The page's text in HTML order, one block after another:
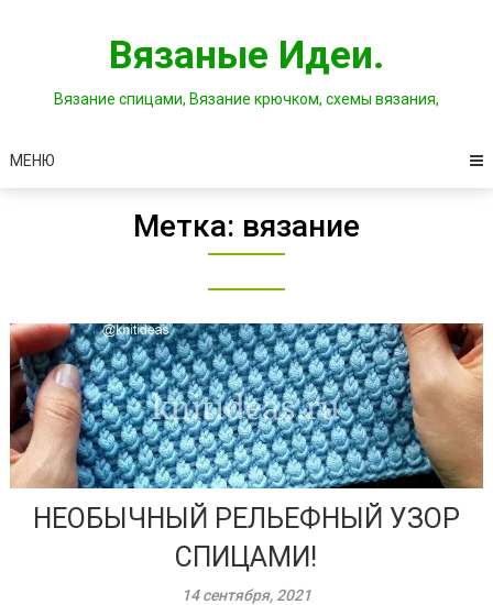
Вязаные Идеи.
Вязание спицами, Вязание крючком, схемы вязания,
МЕНЮ
Метка: вязание
НЕОБЫЧНЫЙ РЕЛЬЕФНЫЙ УЗОР
СПИЦАМИ!
14 сентября, 2021